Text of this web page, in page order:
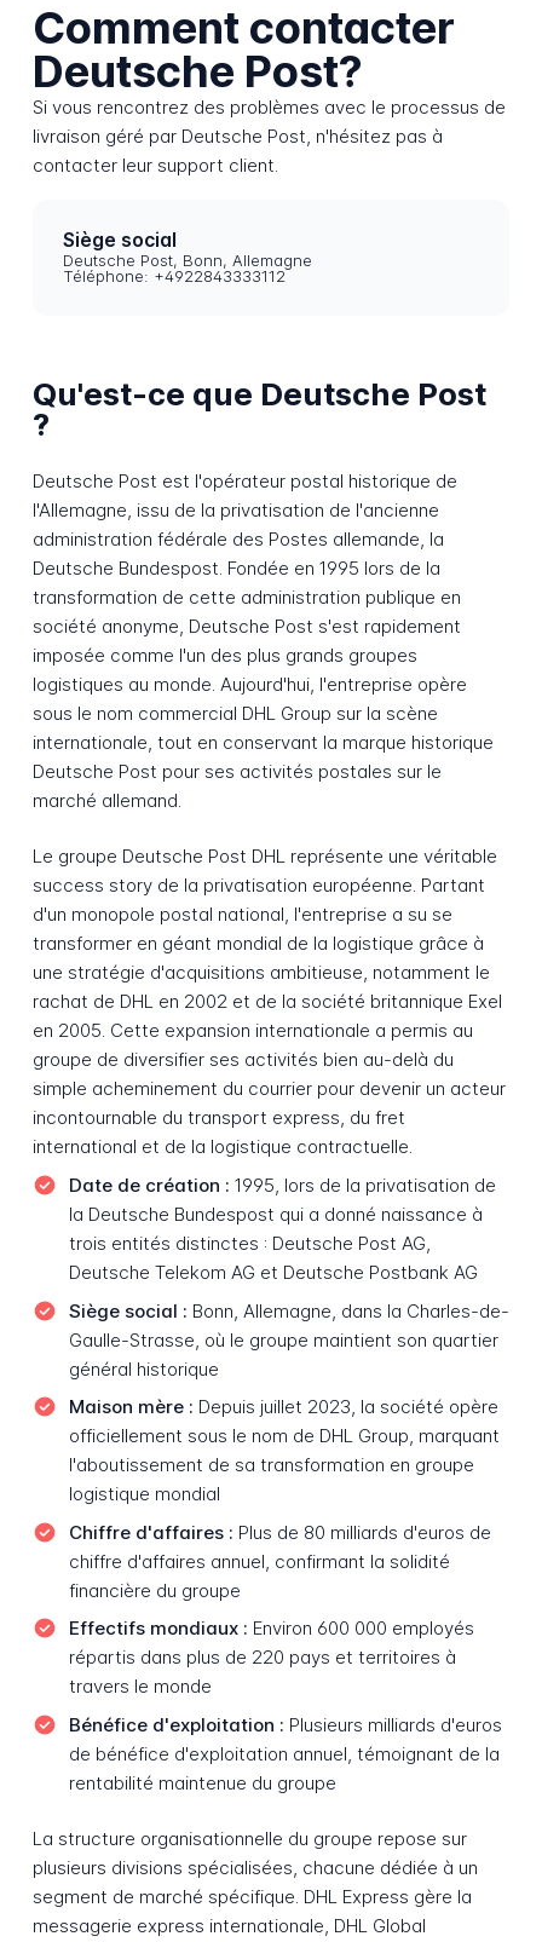
Comment contacter
Deutsche Post?
Si vous rencontrez des problèmes avec le processus de
livraison géré par Deutsche Post, n'hésitez pas à
contacter leur support client.
Siège social
Deutsche Post, Bonn, Allemagne
Téléphone: +4922843333112
Qu'est-ce que Deutsche Post
?
Deutsche Post est l'opérateur postal historique de
l'Allemagne, issu de la privatisation de l'ancienne
administration fédérale des Postes allemande, la
Deutsche Bundespost. Fondée en 1995 lors de la
transformation de cette administration publique en
société anonyme, Deutsche Post s'est rapidement
imposée comme l'un des plus grands groupes
logistiques au monde. Aujourd'hui, l'entreprise opère
sous le nom commercial DHL Group sur la scène
internationale, tout en conservant la marque historique
Deutsche Post pour ses activités postales sur le
marché allemand.
Le groupe Deutsche Post DHL représente une véritable
success story de la privatisation européenne. Partant
d'un monopole postal national, l'entreprise a su se
transformer en géant mondial de la logistique grâce à
une stratégie d'acquisitions ambitieuse, notamment le
rachat de DHL en 2002 et de la société britannique Exel
en 2005. Cette expansion internationale a permis au
groupe de diversifier ses activités bien au-delà du
simple acheminement du courrier pour devenir un acteur
incontournable du transport express, du fret
international et de la logistique contractuelle.
Date de création : 1995, lors de la privatisation de
la Deutsche Bundespost qui a donné naissance à
trois entités distinctes : Deutsche Post AG,
Deutsche Telekom AG et Deutsche Postbank AG
Siège social : Bonn, Allemagne, dans la Charles-de-
Gaulle-Strasse, où le groupe maintient son quartier
général historique
Maison mère : Depuis juillet 2023, la société opère
officiellement sous le nom de DHL Group, marquant
l'aboutissement de sa transformation en groupe
logistique mondial
Chiffre d'affaires : Plus de 80 milliards d'euros de
chiffre d'affaires annuel, confirmant la solidité
financière du groupe
Effectifs mondiaux : Environ 600 000 employés
répartis dans plus de 220 pays et territoires à
travers le monde
Bénéfice d'exploitation : Plusieurs milliards d'euros
de bénéfice d'exploitation annuel, témoignant de la
rentabilité maintenue du groupe
La structure organisationnelle du groupe repose sur
plusieurs divisions spécialisées, chacune dédiée à un
segment de marché spécifique. DHL Express gère la
messagerie express internationale, DHL Global